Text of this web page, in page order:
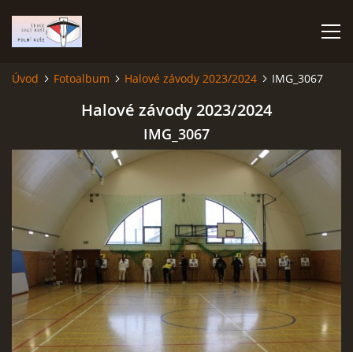
PROPOZICE
VÝSLEDKY ZÁVODŮ
ČESKÝ POHÁR A ČESKÁ LIGA
REPREZENTACE
Úvod Fotoalbum Halové závody 2023/2024 IMG_3067
Halové závody 2023/2024
IMG_3067